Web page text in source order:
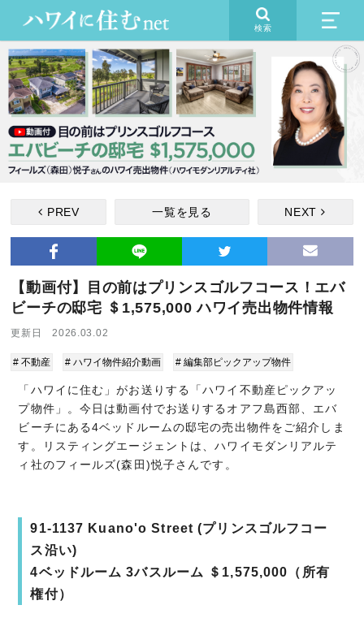
検索
PREV 一覧を見る NEXT
【動画付】目の前はプリンスゴルフコース！エバ
ビーチの邸宅 ＄1,575,000 ハワイ売出物件情報
更新日 2026.03.02
# 不動産 # ハワイ物件紹介動画 # 編集部ピックアップ物件
「ハワイに住む」がお送りする「ハワイ不動産ピックアッ
プ物件」。今日は動画付でお送りするオアフ島西部、エバ
ビーチにある4ベッドルームの邸宅の売出物件をご紹介しま
す。リスティングエージェントは、ハワイモダンリアルテ
ィ社のフィールズ(森田)悦子さんです。
91-1137 Kuano'o Street (プリンスゴルフコー
ス沿い)
4ベッドルーム 3バスルーム ＄1,575,000（所有
権付）